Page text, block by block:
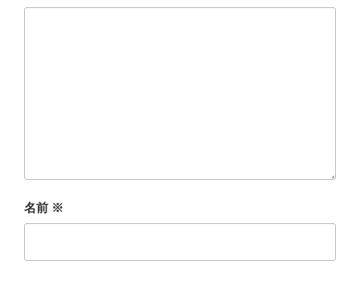
名前 ※